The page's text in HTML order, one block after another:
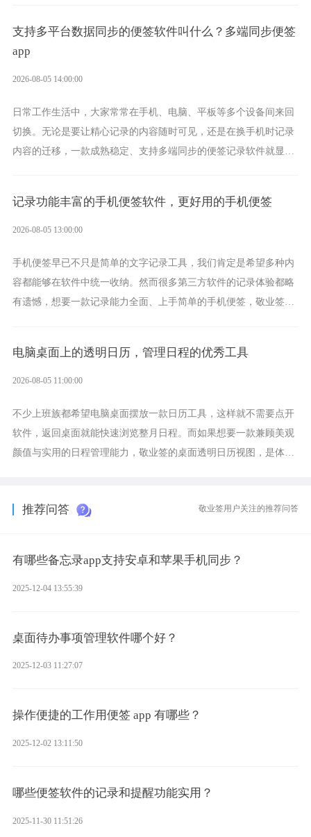
支持多平台数据同步的便签软件叫什么？多端同步便签
app
2026-08-05 14:00:00
日常工作生活中，大家常常在手机、电脑、平板等多个设备间来回
切换。无论是要让精心记录的内容随时可见，还是在换手机时记录
内容的迁移，一款成熟稳定、支持多端同步的便签记录软件就显得
记录功能丰富的手机便签软件，更好用的手机便签
2026-08-05 13:00:00
手机便签早已不只是简单的文字记录工具，我们肯定是希望多种内
容都能够在软件中统一收纳。然而很多第三方软件的记录体验都略
有遗憾，想要一款记录能力全面、上手简单的手机便签，敬业签是
电脑桌面上的透明日历，管理日程的优秀工具
2026-08-05 11:00:00
不少上班族都希望电脑桌面摆放一款日历工具，这样就不需要点开
软件，返回桌面就能快速浏览整月日程。而如果想要一款兼顾美观
颜值与实用的日程管理能力，敬业签的桌面透明日历视图，是体验
推荐问答 敬业签用户关注的推荐问答
有哪些备忘录app支持安卓和苹果手机同步？
2025-12-04 13:55:39
桌面待办事项管理软件哪个好？
2025-12-03 11:27:07
操作便捷的工作用便签 app 有哪些？
2025-12-02 13:11:50
哪些便签软件的记录和提醒功能实用？
2025-11-30 11:51:26